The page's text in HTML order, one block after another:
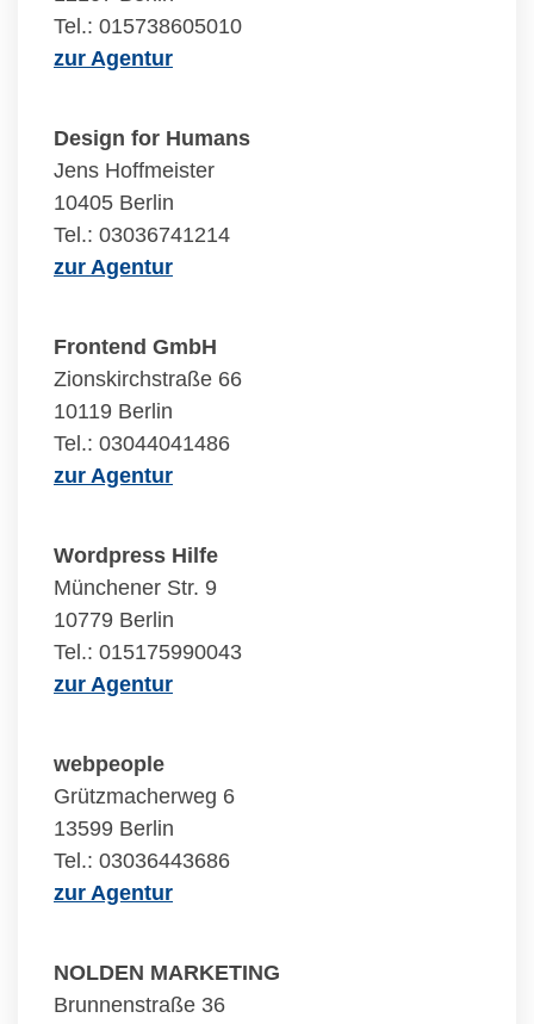
Tel.: 015738605010
zur Agentur
Design for Humans
Jens Hoffmeister
10405 Berlin
Tel.: 03036741214
zur Agentur
Frontend GmbH
Zionskirchstraße 66
10119 Berlin
Tel.: 03044041486
zur Agentur
Wordpress Hilfe
Münchener Str. 9
10779 Berlin
Tel.: 015175990043
zur Agentur
webpeople
Grützmacherweg 6
13599 Berlin
Tel.: 03036443686
zur Agentur
NOLDEN MARKETING
Brunnenstraße 36